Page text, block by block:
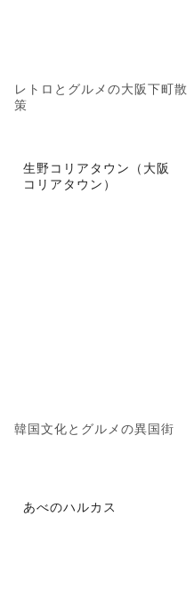
レトロとグルメの大阪下町散
策
生野コリアタウン（大阪
コリアタウン）
韓国文化とグルメの異国街
あべのハルカス